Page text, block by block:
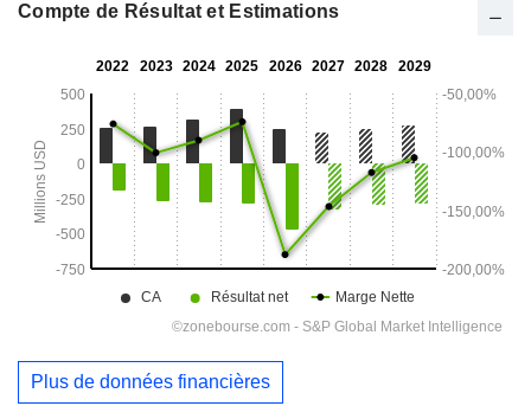
Compte de Résultat et Estimations
Plus de données financières